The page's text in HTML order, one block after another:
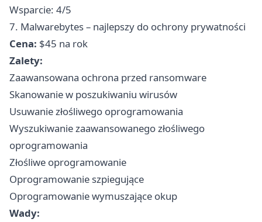
Wsparcie: 4/5
7. Malwarebytes – najlepszy do ochrony prywatności
Cena: $45 na rok
Zalety:
Zaawansowana ochrona przed ransomware
Skanowanie w poszukiwaniu wirusów
Usuwanie złośliwego oprogramowania
Wyszukiwanie zaawansowanego złośliwego
oprogramowania
Złośliwe oprogramowanie
Oprogramowanie szpiegujące
Oprogramowanie wymuszające okup
Wady: